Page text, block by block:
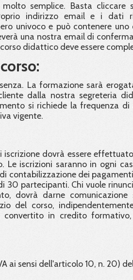
semplice. Basta cliccare
indirizzo email e i dati
univoco e può contenere
una nostra email di
didattico deve essere
La formazione sarà
dalla nostra segreteria
si richiede la frequenza
vigente.
dovrà essere
Le iscrizioni saranno in ogni
contabilizzazione dei
30 partecipanti. Chi vuole
dovrà darne
del corso,
convertito in credito
ai sensi dell'articolo 10, n. 20)